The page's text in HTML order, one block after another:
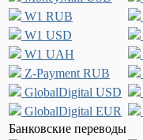
W1 RUB
W1 USD
W1 UAH
Z-Payment RUB
GlobalDigital USD
GlobalDigital EUR
Банковские переводы